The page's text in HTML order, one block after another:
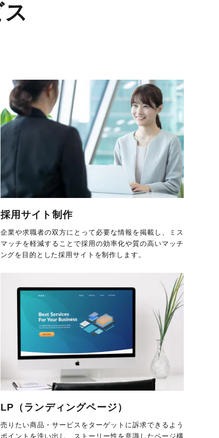
採用サイト制作
企業や求職者の双方にとって必要な情報を掲載し、ミス
マッチを軽減することで採用の効率化や質の高いマッチ
ングを目的とした採用サイトを制作します。
LP（ランディングページ）
売りたい商品・サービスをターゲットに訴求できるよう
ポイントを洗い出し、ストーリー性を意識したページ構